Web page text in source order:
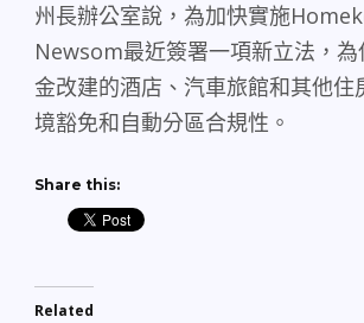
州長辦公室說，為加快實施
Newsom最近簽署一項新立法，
金改建的酒店、汽車旅館和其他住
境豁免和自動分區合規性。
Share this:
Related